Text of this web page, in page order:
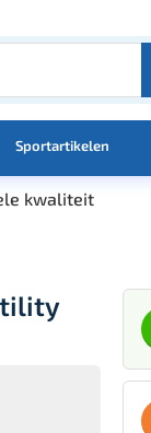
Sportartikelen
kwaliteit